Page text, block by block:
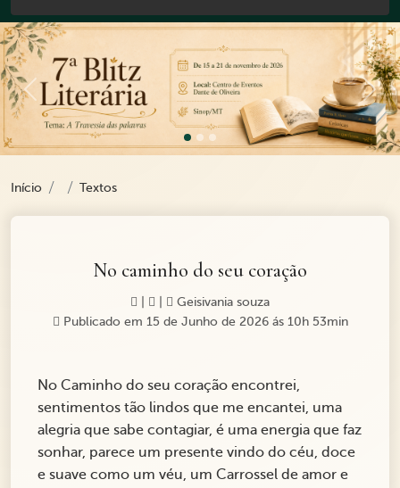
Previous
Início Textos
No caminho do seu coração
Geisivania souza
Publicado em 15 de Junho de 2026 ás 10h 53min
No Caminho do seu coração encontrei,
sentimentos tão lindos que me encantei, uma
alegria que sabe contagiar, é uma energia que faz
sonhar, parece um presente vindo do céu, doce
e suave como um véu, um Carrossel de amor e